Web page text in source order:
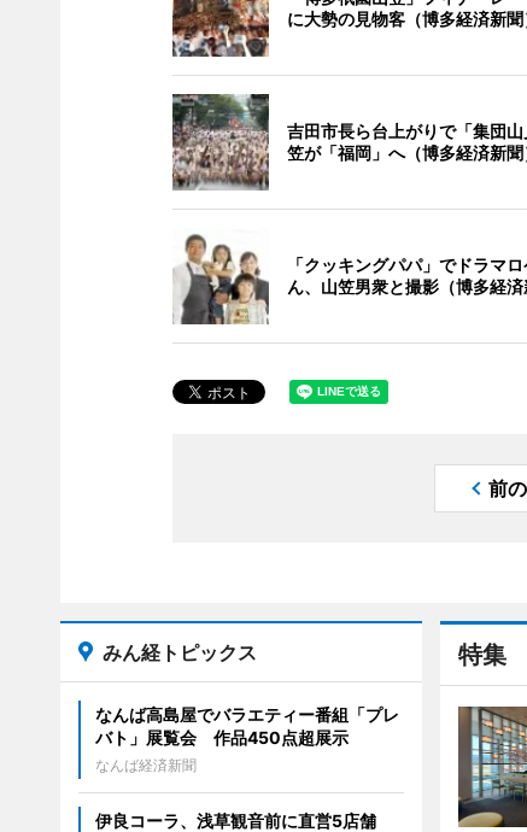
に大勢の見物客（博多経済新聞
吉田市長ら台上がりで「集団
笠が「福岡」へ（博多経済新聞
「クッキングパパ」でドラマ
ん、山笠男衆と撮影（博多経済
前
特集
みん経トピックス
なんば高島屋でバラエティー番組「プレ
バト」展覧会 作品450点超展示
なんば経済新聞
伊良コーラ、浅草観音前に直営5店舗